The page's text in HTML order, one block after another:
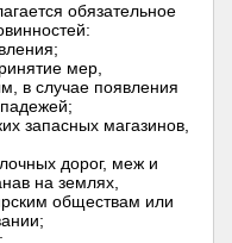
обязательное
мер,
в случае появления
запасных магазинов,
дорог, меж и
на землях,
обществам или